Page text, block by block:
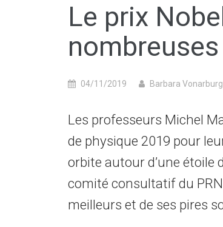
Le prix
04/11/2019 Barbara Vonarburg
Les professeurs Michel
de physique 2019 pour
orbite autour d’une étoile
comité consultatif du
meilleurs et de ses pires